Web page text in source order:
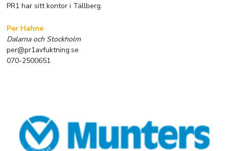
PR1 har sitt kontor i Tällberg.
Per Hahne
Dalarna och Stockholm
per@pr1avfuktning.se
070-2500651